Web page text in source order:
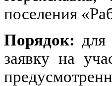
поселения
Порядок: для
заявку на